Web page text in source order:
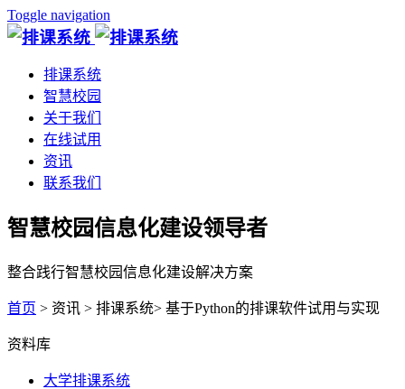
Toggle navigation
排课系统
智慧校园
关于我们
在线试用
资讯
联系我们
智慧校园信息化建设领导者
整合践行智慧校园信息化建设解决方案
首页 > 资讯 > 排课系统> 基于Python的排课软件试用与实现
资料库
大学排课系统